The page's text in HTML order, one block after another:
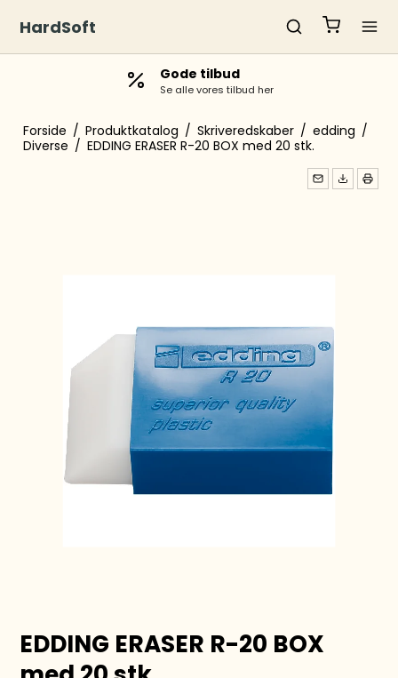
HardSoft
Gode tilbud
Se alle vores tilbud her
Forside / Produktkatalog / Skriveredskaber / edding /
Diverse / EDDING ERASER R-20 BOX med 20 stk.
EDDING ERASER R-20 BOX